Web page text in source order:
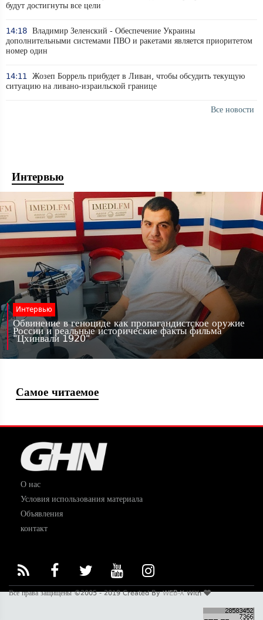
будут достигнуты все цели
14:18 Владимир Зеленский - Обеспечение Украины
дополнительными системами ПВО и ракетами является приоритетом
номер один
14:11 Жозеп Боррель прибудет в Ливан, чтобы обсудить текущую
ситуацию на ливано-израильской границе
Все новости
Интервью
Интервью
Обвинение в геноциде как пропагандистское оружие
России и реальные исторические факты фильма
"Цхинвали 1920"
Самое читаемое
О нас
Условия использования материала
Объявления
контакт
Все права защищены ©2005 - 2019 Created ByWEB-XWith